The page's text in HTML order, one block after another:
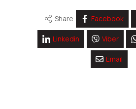
Share Facebook
Linkedin Viber
Email